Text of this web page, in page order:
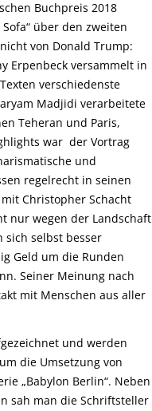
Buchpreis 2018
über den zweiten
von Donald Trump:
Erpenbeck versammelt in
verschiedenste
Madjidi verarbeitete
Teheran und Paris,
war der Vortrag
und
regelrecht in seinen
Christopher Schacht
nur wegen der Landschaft
sich selbst besser
Geld um die Runden
Seiner Meinung nach
mit Menschen aus aller
und werden
die Umsetzung von
„Babylon Berlin“. Neben
sah man die Schriftsteller